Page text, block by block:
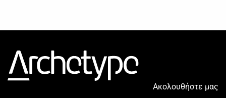
Ακολουθήστε μας